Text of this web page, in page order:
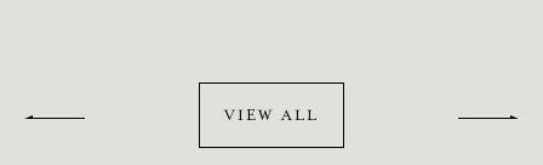
VIEW ALL